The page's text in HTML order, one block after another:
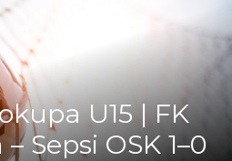
U15 | FK
Sepsi OSK 1–0